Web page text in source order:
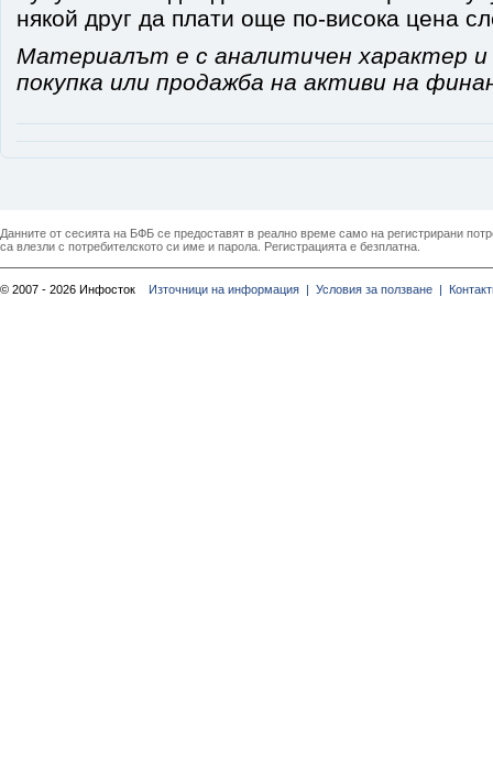
някой друг да плати още по-висока цена
Материалът е с аналитичен характер и
покупка или продажба на активи на
Данните от сесията на БФБ се предоставят в реално време само на регистрирани
са влезли с потребителското си име и парола. Регистрацията е безплатна.
© 2007 - 2026 Инфосток Източници на информация | Условия за ползване |